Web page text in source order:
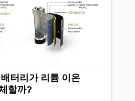
터리가 리튬 이온
할까?